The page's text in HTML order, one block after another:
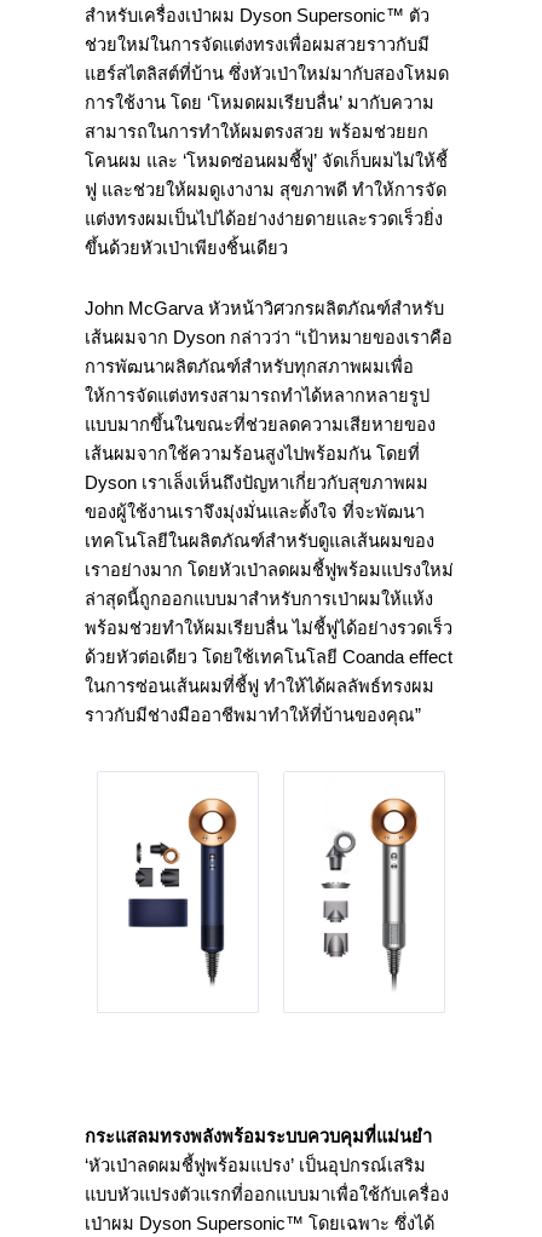
สำหรับเครื่องเป่าผม Dyson Supersonic™ ตัว
ช่วยใหม่ในการจัดแต่งทรงเพื่อผมสวยราวกับมี
แฮร์สไตลิสต์ที่บ้าน ซึ่งหัวเป่าใหม่มากับสองโหมด
การใช้งาน โดย ‘โหมดผมเรียบลื่น’ มากับความ
สามารถในการทำให้ผมตรงสวย พร้อมช่วยยก
โคนผม และ ‘โหมดซ่อนผมชี้ฟู’ จัดเก็บผมไม่ให้ชี้
ฟู และช่วยให้ผมดูเงางาม สุขภาพดี ทำให้การจัด
แต่งทรงผมเป็นไปได้อย่างง่ายดายและรวดเร็วยิ่ง
ขึ้นด้วยหัวเป่าเพียงชิ้นเดียว
John McGarva หัวหน้าวิศวกรผลิตภัณฑ์สำหรับ
เส้นผมจาก Dyson กล่าวว่า “เป้าหมายของเราคือ
การพัฒนาผลิตภัณฑ์สำหรับทุกสภาพผมเพื่อ
ให้การจัดแต่งทรงสามารถทำได้หลากหลายรูป
แบบมากขึ้นในขณะที่ช่วยลดความเสียหายของ
เส้นผมจากใช้ความร้อนสูงไปพร้อมกัน โดยที่
Dyson เราเล็งเห็นถึงปัญหาเกี่ยวกับสุขภาพผม
ของผู้ใช้งานเราจึงมุ่งมั่นและตั้งใจ ที่จะพัฒนา
เทคโนโลยีในผลิตภัณฑ์สำหรับดูแลเส้นผมของ
เราอย่างมาก โดยหัวเป่าลดผมชี้ฟูพร้อมแปรงใหม่
ล่าสุดนี้ถูกออกแบบมาสำหรับการเป่าผมให้แห้ง
พร้อมช่วยทำให้ผมเรียบลื่น ไม่ชี้ฟูได้อย่างรวดเร็ว
ด้วยหัวต่อเดียว โดยใช้เทคโนโลยี Coanda effect
ในการซ่อนเส้นผมที่ชี้ฟู ทำให้ได้ผลลัพธ์ทรงผม
ราวกับมีช่างมืออาชีพมาทำให้ที่บ้านของคุณ”
กระแสลมทรงพลังพร้อมระบบควบคุมที่แม่นยำ
‘หัวเป่าลดผมชี้ฟูพร้อมแปรง’ เป็นอุปกรณ์เสริม
แบบหัวแปรงตัวแรกที่ออกแบบมาเพื่อใช้กับเครื่อง
เป่าผม Dyson Supersonic™ โดยเฉพาะ ซึ่งได้